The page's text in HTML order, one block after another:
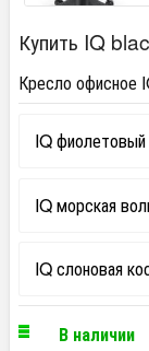
Купить IQ
Кресло офисное
IQ фиолетовый
IQ морская
IQ слоновая
В наличии